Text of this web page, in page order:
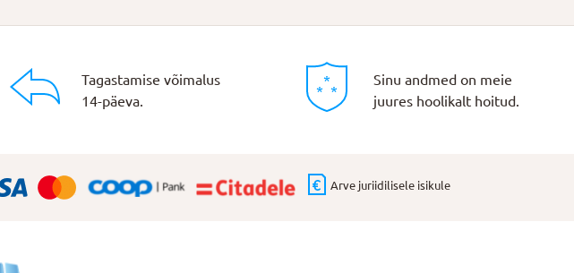
Tagastamise võimalus
14-päeva.
Sinu andmed on meie
juures hoolikalt hoitud.
Arve juriidilisele isikule